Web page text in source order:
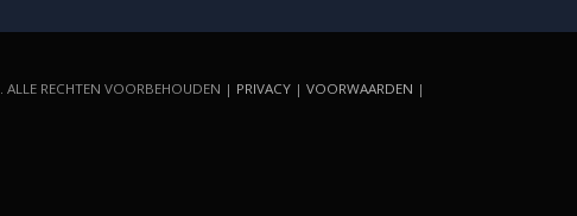
. ALLE RECHTEN VOORBEHOUDEN | PRIVACY | VOORWAARDEN |